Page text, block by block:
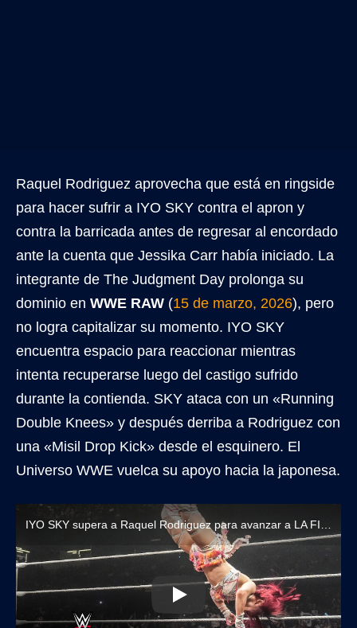
Raquel Rodriguez aprovecha que está en ringside
para hacer sufrir a IYO SKY contra el apron y
contra la barricada antes de regresar al encordado
ante la cuenta que Jessika Carr había iniciado. La
integrante de The Judgment Day prolonga su
dominio en WWE RAW (15 de marzo, 2026), pero
no logra capitalizar su momento. IYO SKY
encuentra espacio para reaccionar mientras
intenta recuperarse luego del castigo sufrido
durante la contienda. SKY ataca con un «Running
Double Knees» y después derriba a Rodriguez con
una «Misil Drop Kick» desde el esquinero. El
Universo WWE vuelca su apoyo hacia la japonesa.